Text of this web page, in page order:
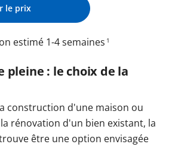
le prix
estimé 1-4 semaines 1
pleine : le choix de la
construction d'une maison ou
rénovation d'un bien existant, la
être une option envisagée